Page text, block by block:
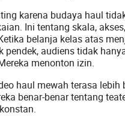
karena budaya haul
Ini tentang skala,
belanja kelas atas
pendek, audiens tidak
menonton izin.
haul mewah terasa lebih
benar-benar tentang